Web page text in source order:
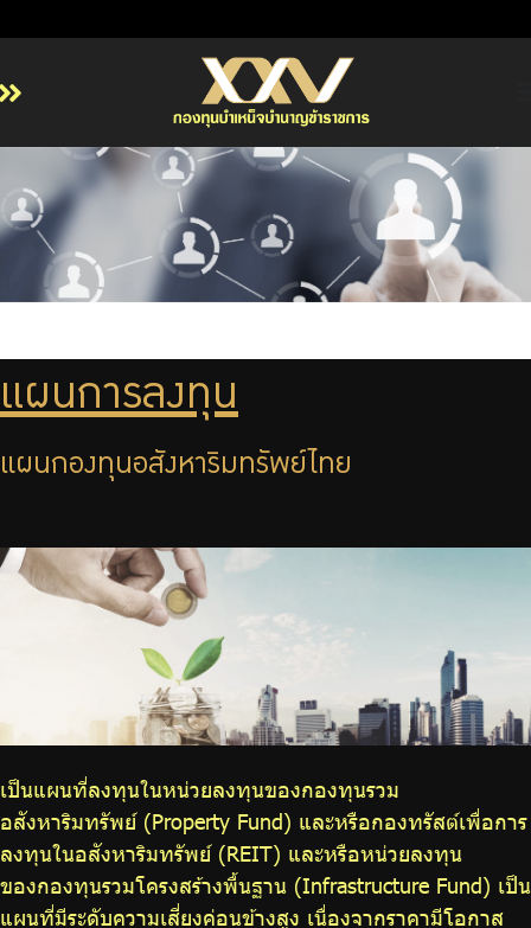
หน้าหลัก
เกี่ยวกับ กบข.
บริการสมาชิก
ลงทุน
รายงานผลการดำเนินงาน
ข่าวสารและกิจกรรม
บริการเจ้าหน้าที่ส่วนราชการ
ร่วมงานกับเรา
ไทย | Eng
แผนการลงทุน
แผนกองทุนอสังหาริมทรัพย์ไทย
เป็นแผนที่ลงทุนในหน่วยลงทุนของกองทุนรวม
อสังหาริมทรัพย์ (Property Fund) และหรือกองทรัสต์เพื่อการ
ลงทุนในอสังหาริมทรัพย์ (REIT) และหรือหน่วยลงทุน
ของกองทุนรวมโครงสร้างพื้นฐาน (Infrastructure Fund) เป็น
แผนที่มีระดับความเสี่ยงค่อนข้างสูง เนื่องจากราคามีโอกาส